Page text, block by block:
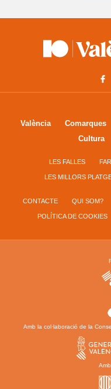
València Comarques
Cultura
LES FALLES
LES MILLORS
CONTACTE QUI SOM?
POLÍTICA DE COOKIES
Amb la col·laboració de la